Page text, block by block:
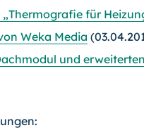
für
Weka Media
und